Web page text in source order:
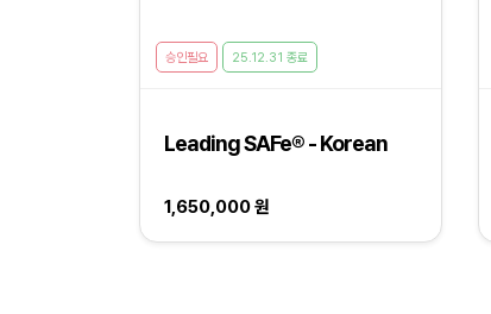
승인필요 25.12.31 종료
Leading SAFe® - Korean
1,650,000 원